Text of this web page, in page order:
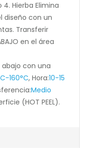
4. Hierba Elimina
diseño con un
Transferir
en el área
con una
160°C, Hora:10-15
Medio
(HOT PEEL).